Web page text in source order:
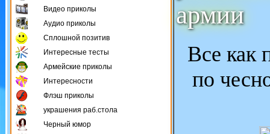
Видео приколы
Аудио приколы
Сплошной позитив
Интересные тесты
Армейские приколы
Интересности
Флэш приколы
украшения раб.стола
Черный юмор
армии
Все как
по